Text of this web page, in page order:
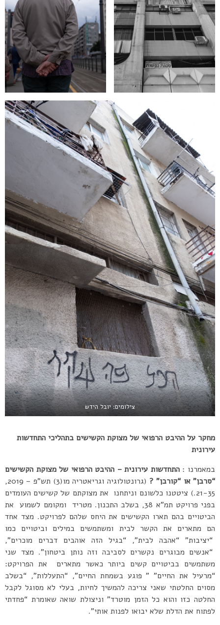
צילומים: יובל הידש
מחקר על ההיבט הרפואי של מצוקת הקשישים בתהליכי התחדשות
עירונית
במאמרנו :התחדשות עירונית – ההיבט הרפואי של מצוקת הקשישים
“סרבן” או “קורבן” ?
(גרונטולוגיה וגריאטריה מו(3) תש”פ – 2019,
21-35.) ציטטנו כלשונם וניתחנו את מצוקתם של קשישים העומדים
בפני פרויקט תמ”א 38, בשלב התכנון. מטריד ומקומם לשמוע את
הביטויים בהם תארו הקשישים את היחס שלהם לפרויקט. מצד אחד
הם מתארים את הקשר לבית ומשתמשים במילים וביטויים כמו
“יציבות” “אהבה לבית”, “בגיל הזה אוהבים דברים מוכרים”,
“אנשים מבוגרים נקשרים לסביבה וזה נותן ביטחון”. מצד שני
משתמשים בביטויים קשים ביותר כאשר מתארים את הפרויקט:
“מרעיל את החיים” ” פוגע בשמחת החיים”, “התעללות”, “בשלב
מסוים החלטתי שאני צריכה להמשיך לחיות, בעלי לא מסוגל לקבל
החלטה כזו והוא כל הזמן מוטרד” וניצולת שואה שאומרת “פחדתי
לפתוח את הדלת שלא יבואו לפנות אותי”.